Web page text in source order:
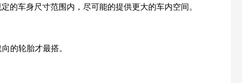
车身尺寸范围内，尽可能的提供更大的车内空间。
的轮胎才最搭。